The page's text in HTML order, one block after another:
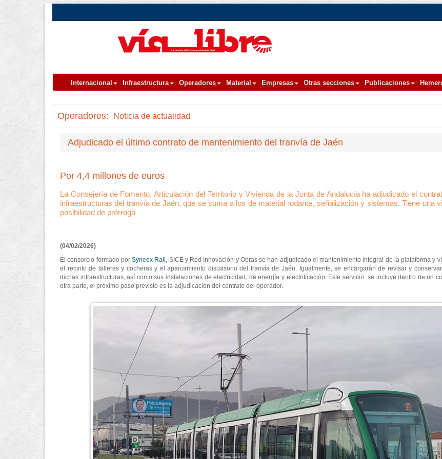
Internacional Infraestructura Operadores Material Empresas Otras secciones Publicaciones
Operadores: Noticia de actualidad
Adjudicado el último contrato de mantenimiento del tranvía de Jaén
Por 4,4 millones de euros
La Consejería de Fomento, Articulación del Territorio y Vivienda de la Junta de Andalucía ha adjudicado el
infraestructuras del tranvía de Jaén, que se suma a los de material rodante, señalización y sistemas. Tiene una
posibilidad de prórroga
(04/02/2026)
El consorcio formado por Syneox Rail , SICE y Red Innovación y Obras se han adjudicado el mantenimiento integral de la plataforma y
el recinto de talleres y cocheras y el aparcamiento disuasorio del tranvía de Jaén. Igualmente, se encargarán de revisar y
dichas infraestructuras, así como sus instalaciones de electricidad, de energía y electrificación. Este servicio se incluye dentro de un
otra parte, el próximo paso previsto es la adjudicación del contrato del operador.